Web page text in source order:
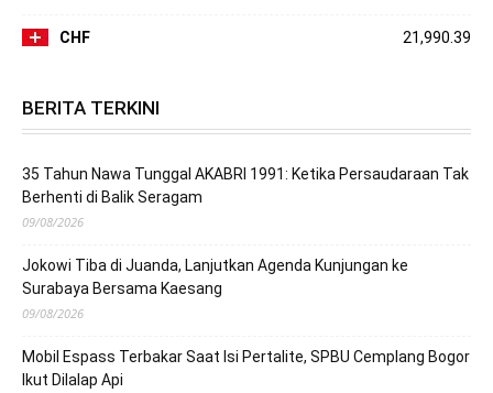
CHF 21,990.39
BERITA TERKINI
35 Tahun Nawa Tunggal AKABRI 1991: Ketika Persaudaraan Tak
Berhenti di Balik Seragam
09/08/2026
Jokowi Tiba di Juanda, Lanjutkan Agenda Kunjungan ke
Surabaya Bersama Kaesang
09/08/2026
Mobil Espass Terbakar Saat Isi Pertalite, SPBU Cemplang Bogor
Ikut Dilalap Api